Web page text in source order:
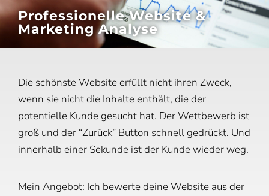
Die schönste Website erfüllt nicht ihren Zweck,
wenn sie nicht die Inhalte enthält, die der
potentielle Kunde gesucht hat. Der Wettbewerb ist
groß und der “Zurück” Button schnell gedrückt. Und
innerhalb einer Sekunde ist der Kunde wieder weg.
Mein Angebot: Ich bewerte deine Website aus der
Professionelle Website &
Marketing Analyse​